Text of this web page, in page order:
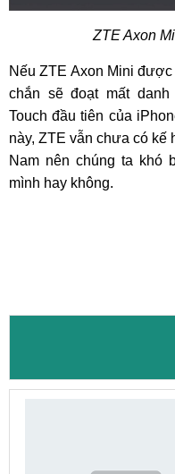
ZTE Axon
Nếu ZTE Axon Mini
chắn sẽ đoạt mất danh
Touch đầu tiên của
này, ZTE vẫn chưa có kế
Nam nên chúng ta khó
mình hay không.